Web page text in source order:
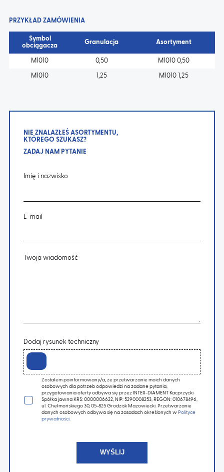
PRZYKŁAD ZAMÓWIENIA
Symbol
obciągacza
Granulacja Asortyment
M1010 0,50 M1010 0,50
M1010 1,25 M1010 1,25
NIE ZNALAZŁEŚ ASORTYMENTU,
KTÓREGO SZUKASZ?
ZADAJ NAM PYTANIE
Imię i nazwisko
E-mail
Twoja wiadomość
Dodaj rysunek techniczny
Zostałem poinformowany/a, że przetwarzanie moich danych
osobowych dla potrzeb odpowiedzi na zadane pytania,
przygotowania oferty odbywa się przez INTER-DIAMENT Kacprzycki
Spółka jawna KRS: 0000006622, NIP: 5290008253, REGON: 010678496,
ul. Chełmońskiego 30, 05-825 Grodzisk Mazowiecki. Przetwarzanie
danych osobowych odbywa się na zasadach określonych w Polityce
prywatności.